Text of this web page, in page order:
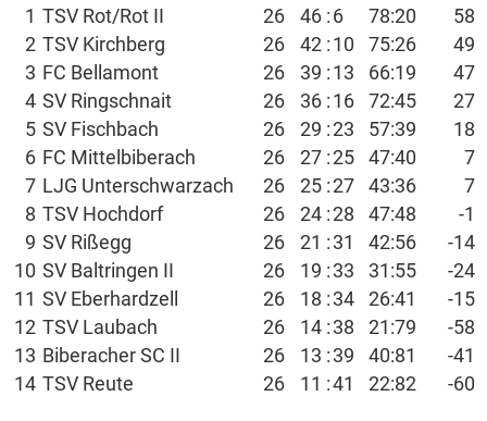
1 TSV Rot/Rot II 26 46 : 6 78:20
58
2 TSV Kirchberg 26 42 : 10 75:26
49
3 FC Bellamont 26 39 : 13 66:19
47
4 SV Ringschnait 26 36 : 16 72:45
27
5 SV Fischbach 26 29 :23 57:39
18
6 FC Mittelbiberach 26 27 :25 47:40
7
7 LJG Unterschwarzach 26 25 :27 43:36
7
8 TSV Hochdorf 26 24 :28 47:48
-1
9 SV Rißegg 26 21 : 31 42:56
-14
10 SV Baltringen II 26 19 : 33 31:55
-24
11 SV Eberhardzell 26 18 : 34 26:41
-15
12 TSV Laubach 26 14 : 38 21:79
-58
13 Biberacher SC II 26 13 : 39 40:81
-41
14 TSV Reute 26 11 :41 22:82 -60